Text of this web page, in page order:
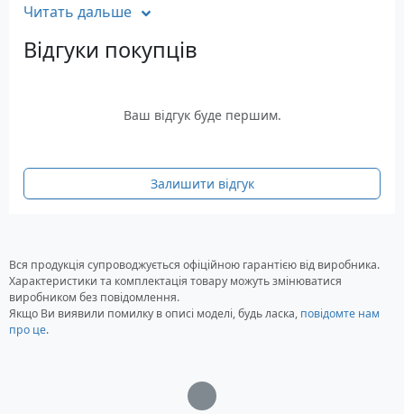
Характеристики
Матеріал: нейлон 1000D з покриттям PU
Читать дальше
Відгуки покупців
Ваш відгук буде першим.
Залишити відгук
Вся продукція супроводжується офіційною гарантією від виробника.
Характеристики та комплектація товару можуть змінюватися
виробником без повідомлення.
Якщо Ви виявили помилку в описі моделі, будь ласка, повідомте нам
про це.
Загрузка...